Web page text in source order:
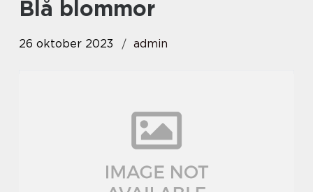
blå blommor
26 oktober 2023 admin